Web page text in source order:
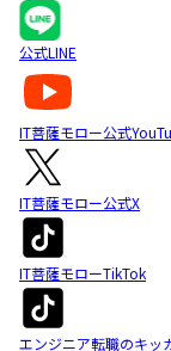
公式LINE
IT菩薩モロー公式
IT菩薩モロー公式X
IT菩薩モローTikTok
エンジニア転職のキッ